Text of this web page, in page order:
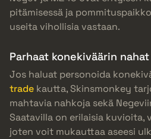
pitämisessä ja
useita vihollisia vastaan.
Parhaat konekiväärin nahat
Jos haluat personoida
trade kautta, Skinsmonkey
mahtavia nahkoja sekä
Saatavilla on erilaisia kuvioita,
joten voit mukauttaa aseesi